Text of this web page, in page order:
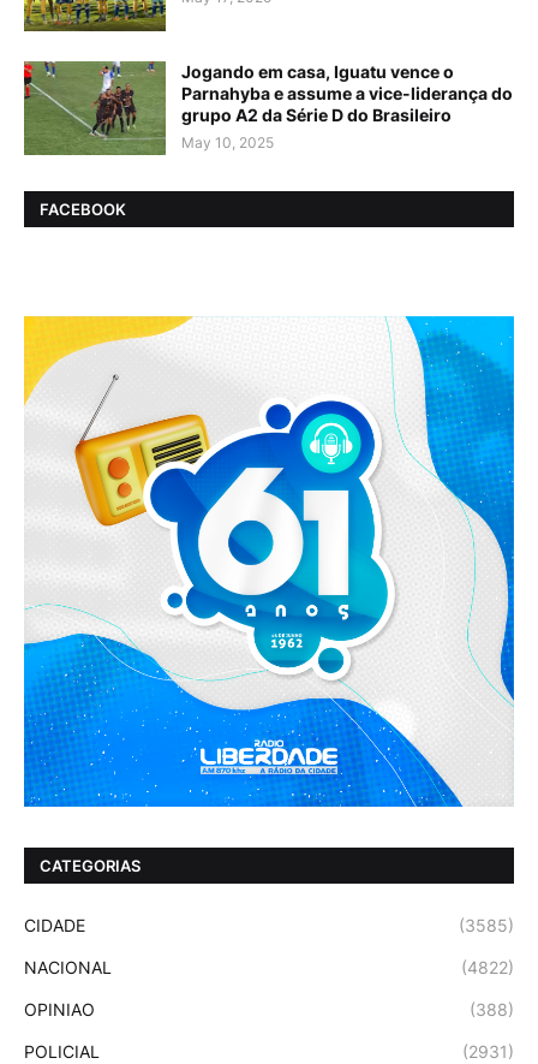
Jogando em casa, Iguatu vence o
Parnahyba e assume a vice-liderança do
grupo A2 da Série D do Brasileiro
May 10, 2025
FACEBOOK
CATEGORIAS
CIDADE (3585)
NACIONAL (4822)
OPINIAO (388)
POLICIAL (2931)